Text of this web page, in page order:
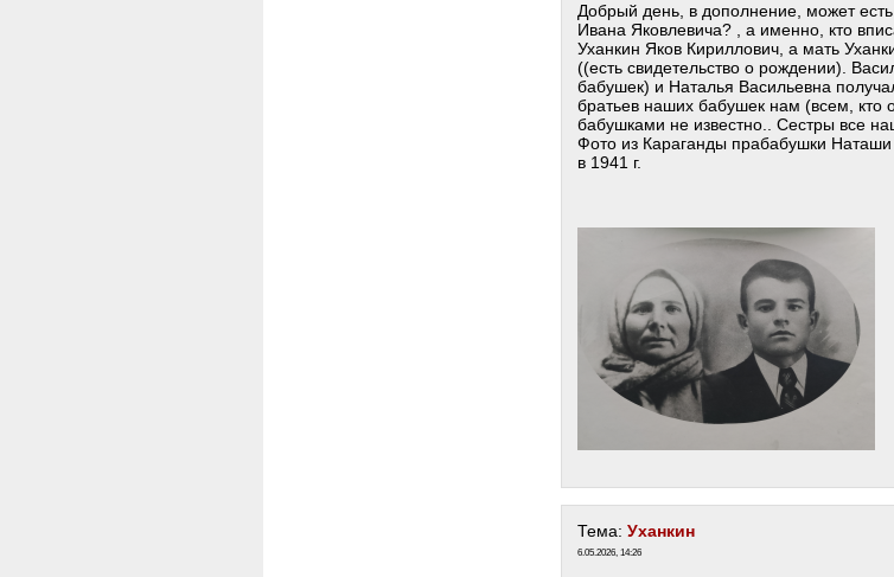
]
Добрый день, в дополнение, может
Ивана Яковлевича? , а именно, кто
Уханкин Яков Кириллович, а мать
((есть свидетельство о рождении).
бабушек) и Наталья Васильевна
братьев наших бабушек нам (всем,
бабушками не известно.. Сестры все
Фото из Караганды прабабушки
в 1941 г.
Тема: Уханкин
6.05.2026, 14:26